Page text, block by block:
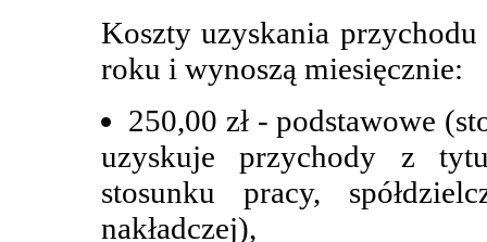
Koszty uzyskania
roku i wynoszą miesięcznie:
250,00 zł - podstawowe
uzyskuje przychody z
stosunku pracy,
nakładczej),